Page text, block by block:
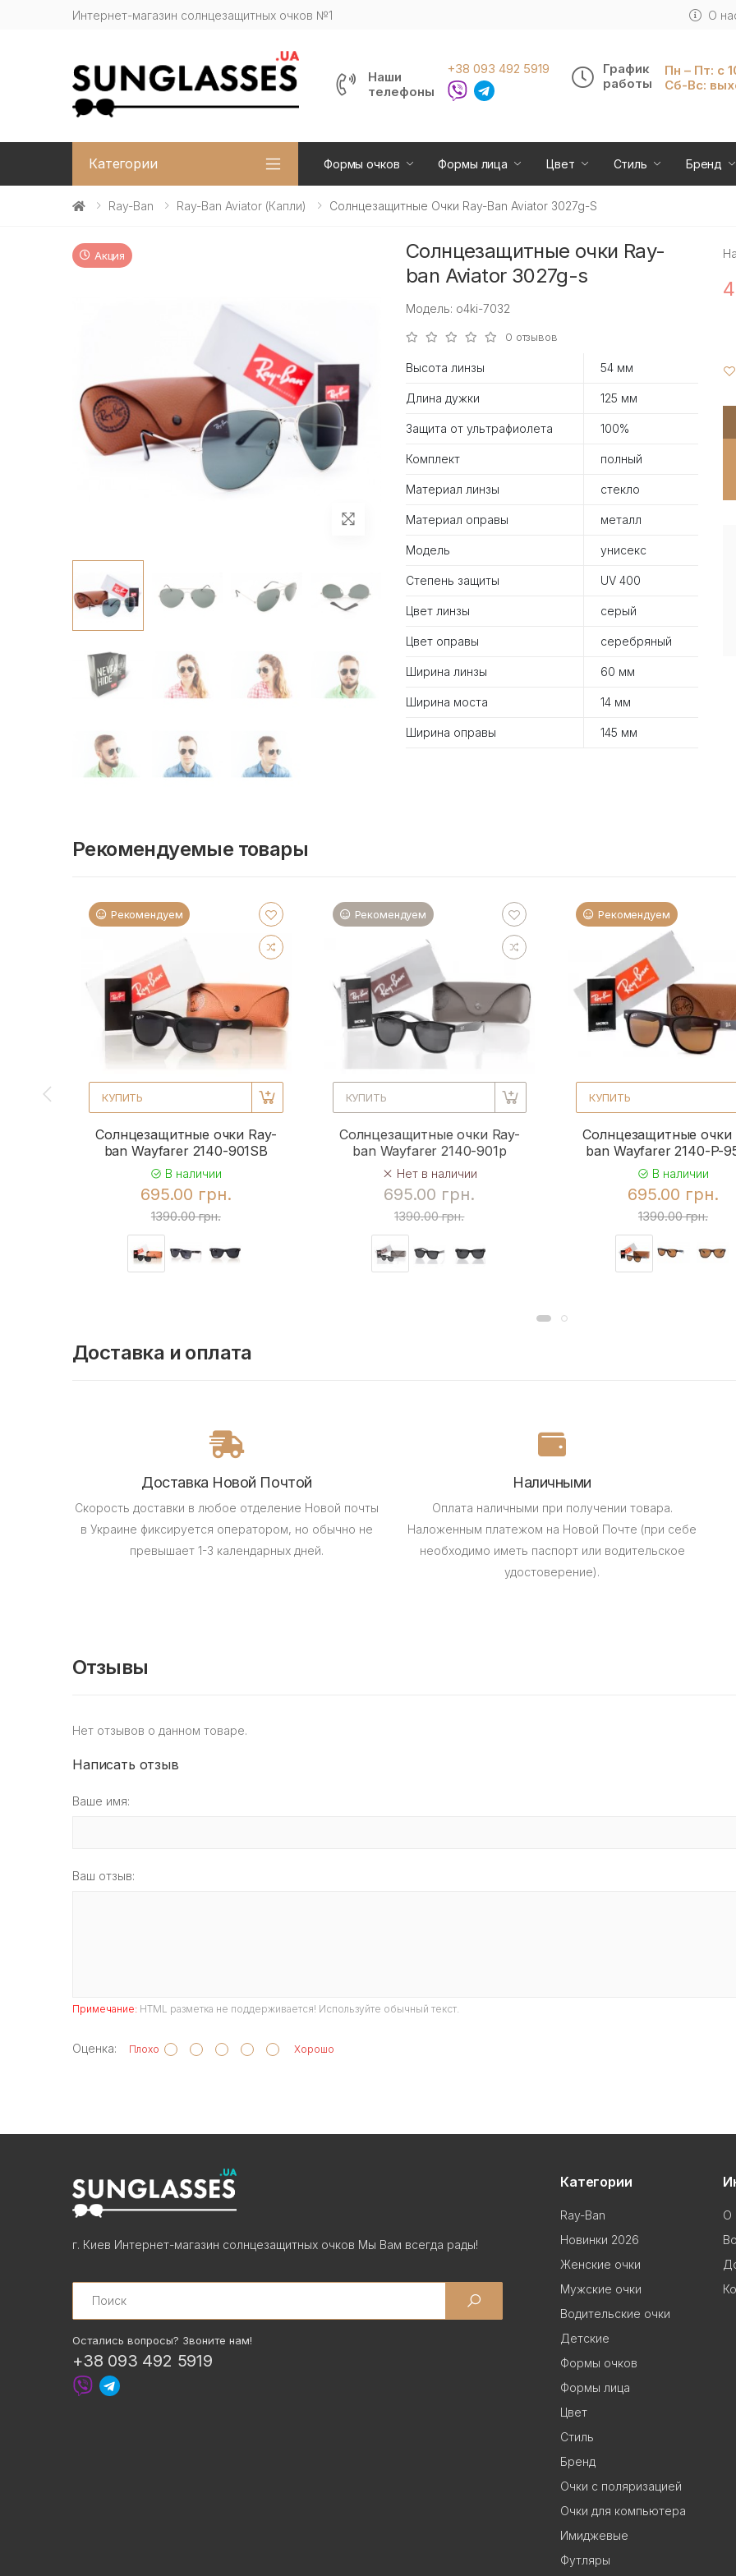
Интернет-магазин солнцезащитных очков №1 О
Наши
телефоны
+38 093 492 5919
График
работы
Пн – Пт: с
Сб-Вс:
Категории Формы очков Формы лица Цвет Стиль Бренд
Ray-Ban Ray-Ban Aviator (капли) Солнцезащитные Очки Ray-Ban Aviator 3027g-S
Акция
Солнцезащитные очки Ray-
ban Aviator 3027g-s
Модель: o4ki-7032
0 отзывов
Высота линзы 54 мм
Длина дужки 125 мм
Защита от ультрафиолета 100%
Комплект полный
Материал линзы стекло
Материал оправы металл
Модель унисекс
Степень защиты UV 400
Цвет линзы серый
Цвет оправы серебряный
Ширина линзы 60 мм
Ширина моста 14 мм
Ширина оправы 145 мм
Рекомендуемые товары
Рекомендуем
КУПИТЬ
Солнцезащитные очки Ray-
ban Wayfarer 2140-901SB
В наличии
695.00 грн.
1390.00 грн.
Рекомендуем
КУПИТЬ
Солнцезащитные очки Ray-
ban Wayfarer 2140-901p
Нет в наличии
695.00 грн.
1390.00 грн.
Рекомендуем
КУПИТЬ
Солнцезащитные очки
ban Wayfarer 2140-P-
В наличии
695.00 грн.
1390.00 грн.
Доставка и оплата
Доставка Новой Почтой
Скорость доставки в любое отделение Новой почты
в Украине фиксируется оператором, но обычно не
превышает 1-3 календарных дней.
Наличными
Оплата наличными при получении товара.
Наложенным платежом на Новой Почте (при себе
необходимо иметь паспорт или водительское
удостоверение).
Отзывы
Нет отзывов о данном товаре.
Написать отзыв
Ваше имя:
Ваш отзыв:
Примечание: HTML разметка не поддерживается! Используйте обычный текст.
Оценка: Плохо Хорошо
г. Киев Интернет-магазин солнцезащитных очков Мы Вам всегда рады!
Search
Остались вопросы? Звоните нам!
+38 093 492 5919
Категории
Ray-Ban
Новинки 2026
Женские очки
Мужские очки
Водительские очки
Детские
Формы очков
Формы лица
Цвет
Стиль
Бренд
Очки с поляризацией
Очки для компьютера
Имиджевые
Футляры
О